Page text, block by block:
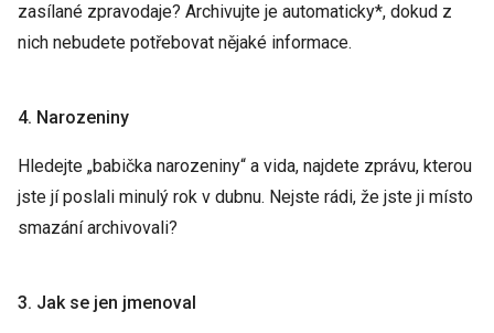
zasílané zpravodaje? Archivujte je automaticky*, dokud z
nich nebudete potřebovat nějaké informace.
4. Narozeniny
Hledejte „babička narozeniny“ a vida, najdete zprávu, kterou
jste jí poslali minulý rok v dubnu. Nejste rádi, že jste ji místo
smazání archivovali?
3. Jak se jen jmenoval